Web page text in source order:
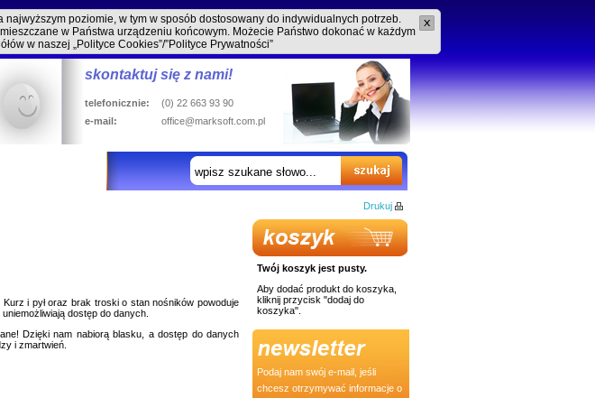
poziomie, w tym w sposób dostosowany do indywidualnych potrzeb.
w Państwa urządzeniu końcowym. Możecie Państwo dokonać w każdym
w naszej „Polityce Cookies”/”Polityce Prywatności”
skontaktuj się z nami!
telefonicznie:
(0) 22 663 93 90
e-mail:
office@marksoft.com.pl
Drukuj
i pył oraz brak troski o stan nośników powoduje
dostęp do danych.
Dzięki nam nabiorą blasku, a dostęp do danych
i zmartwień.
Twój koszyk jest pusty.
Aby dodać produkt do koszyka,
kliknij przycisk "dodaj do
koszyka".
Podaj nam swój e-mail, jeśli
chcesz otrzymywać informacje o